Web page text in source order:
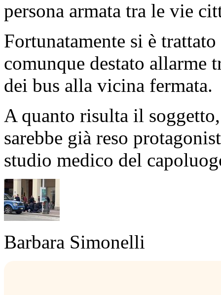
persona armata tra le vie
Fortunatamente si è
comunque destato allarme
dei bus alla vicina fermata.
A quanto risulta il
sarebbe già reso
studio medico del
Barbara Simonelli